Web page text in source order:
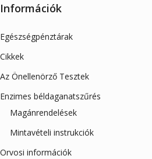
Információk
Egészségpénztárak
Cikkek
Az Önellenörző Tesztek
Enzimes béldaganatszűrés
Magánrendelések
Mintavételi instrukciók
Orvosi információk